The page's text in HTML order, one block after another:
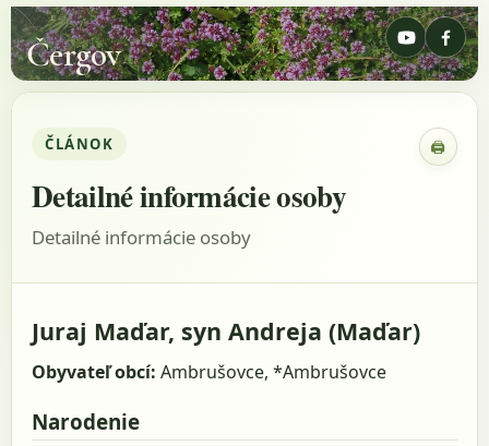
Čergov
ČLÁNOK 🖨
Detailné informácie osoby
Detailné informácie osoby
Juraj Maďar, syn Andreja (Maďar)
Obyvateľ obcí: Ambrušovce, *Ambrušovce
Narodenie